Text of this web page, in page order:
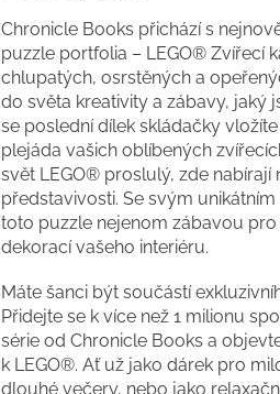
Chronicle Books přichází s
puzzle portfolia – LEGO® Zvířecí
chlupatých, osrstěných a
do světa kreativity a zábavy, jaký
se poslední dílek skládačky
plejáda vašich oblíbených
svět LEGO® proslulý, zde
představivosti. Se svým
toto puzzle nejenom zábavou
dekorací vašeho interiéru.
Máte šanci být součástí
Přidejte se k více než 1 milionu
série od Chronicle Books a
k LEGO®. Ať už jako dárek pro
dlouhé večery, nebo jako